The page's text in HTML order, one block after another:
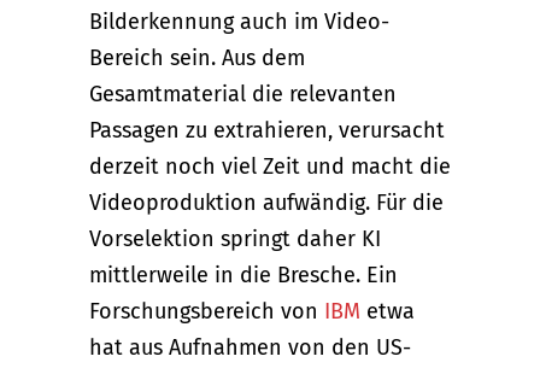
Bilderkennung auch im Video-
Bereich sein. Aus dem
Gesamtmaterial die relevanten
Passagen zu extrahieren, verursacht
derzeit noch viel Zeit und macht die
Videoproduktion aufwändig. Für die
Vorselektion springt daher KI
mittlerweile in die Bresche. Ein
Forschungsbereich von IBM etwa
hat aus Aufnahmen von den US-